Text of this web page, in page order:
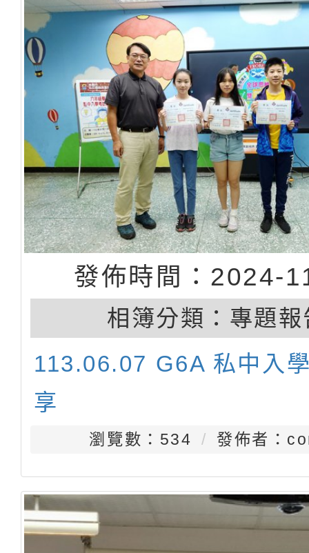
發佈時間：2024-
相簿分類： 專題報
113.06.07 G6A 私中入
享
瀏覽數：534 發佈者：